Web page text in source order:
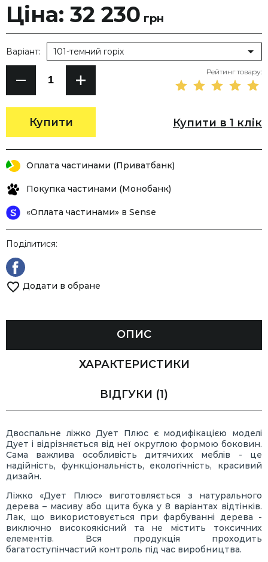
Ціна: 32 230 грн
Купити
Варіант: 101-темний горіх
Рейтинг товару:
Купити в 1 клік
Оплата частинами (Приватбанк)
Покупка частинами (Монобанк)
«Оплата частинами» в Sense
Поділитися:
Додати в обране
ОПИС
ХАРАКТЕРИСТИКИ
ВІДГУКИ (1)
Двоспальне ліжко Дует Плюс є модифікацією моделі
Дует і відрізняється від неї округлою формою боковин.
Сама важлива особливість дитячихих меблів - це
надійність, функціональність, екологічність, красивий
дизайн.
Ліжко «Дует Плюс» виготовляється з натурального
дерева – масиву або щита бука у 8 варіантах відтінків.
Лак, що використовується при фарбуванні дерева -
виключно високоякісний та не містить токсичних
елементів. Вся продукція проходить
багатоступінчастий контроль під час виробництва.